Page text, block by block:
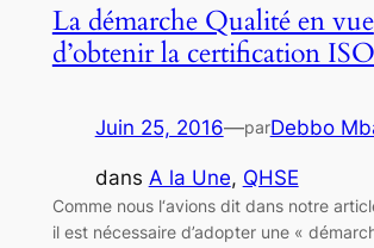
La démarche Qualité en vue
d’obtenir la certification
Juin 25, 2016—parDebbo
dans A la Une, QHSE
Comme nous l‘avions dit dans notre
il est nécessaire d’adopter une «